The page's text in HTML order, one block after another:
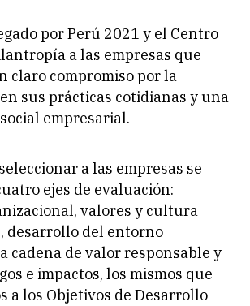
por Perú 2021 y el Centro
a las empresas que
claro compromiso por la
sus prácticas cotidianas y una
empresarial.
a las empresas se
ejes de evaluación:
valores y cultura
desarrollo del entorno
cadena de valor responsable y
e impactos, los mismos que
a los Objetivos de Desarrollo